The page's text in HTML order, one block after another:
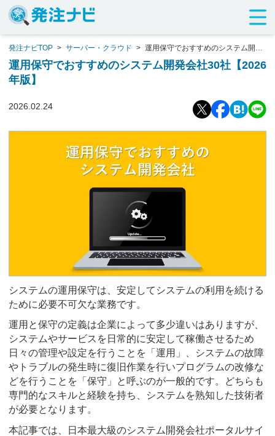
発注ナビTOP > サーバー・クラウド > 運用保守でおすすめのシステム開発
会社30社【2026年版】
運用保守でおすすめのシステム開発会社30社【2026
年版】
2026.02.24
システムの運用保守は、安定してシステムの利用を続ける
ために必要不可欠な業務です。
運用と保守の定義は企業によって多少違いはありますが、
システムやサービスを日常的に安定して稼働させるため
日々の管理や設定を行うことを「運用」、システムの故障
やトラブルの発生時に復旧作業を行いプログラムの改修な
どを行うことを「保守」と呼ぶのが一般的です。どちらも
専門的なスキルと経験を持ち、システムを熟知した技術者
が必要となります。
本記事では、日本最大級のシステム開発会社ポータルサイ